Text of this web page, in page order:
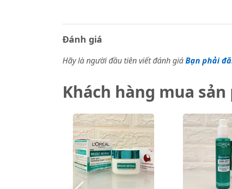
Đánh giá
Hãy là người đầu tiên viết đánh giáBạn phải
Khách hàng mua